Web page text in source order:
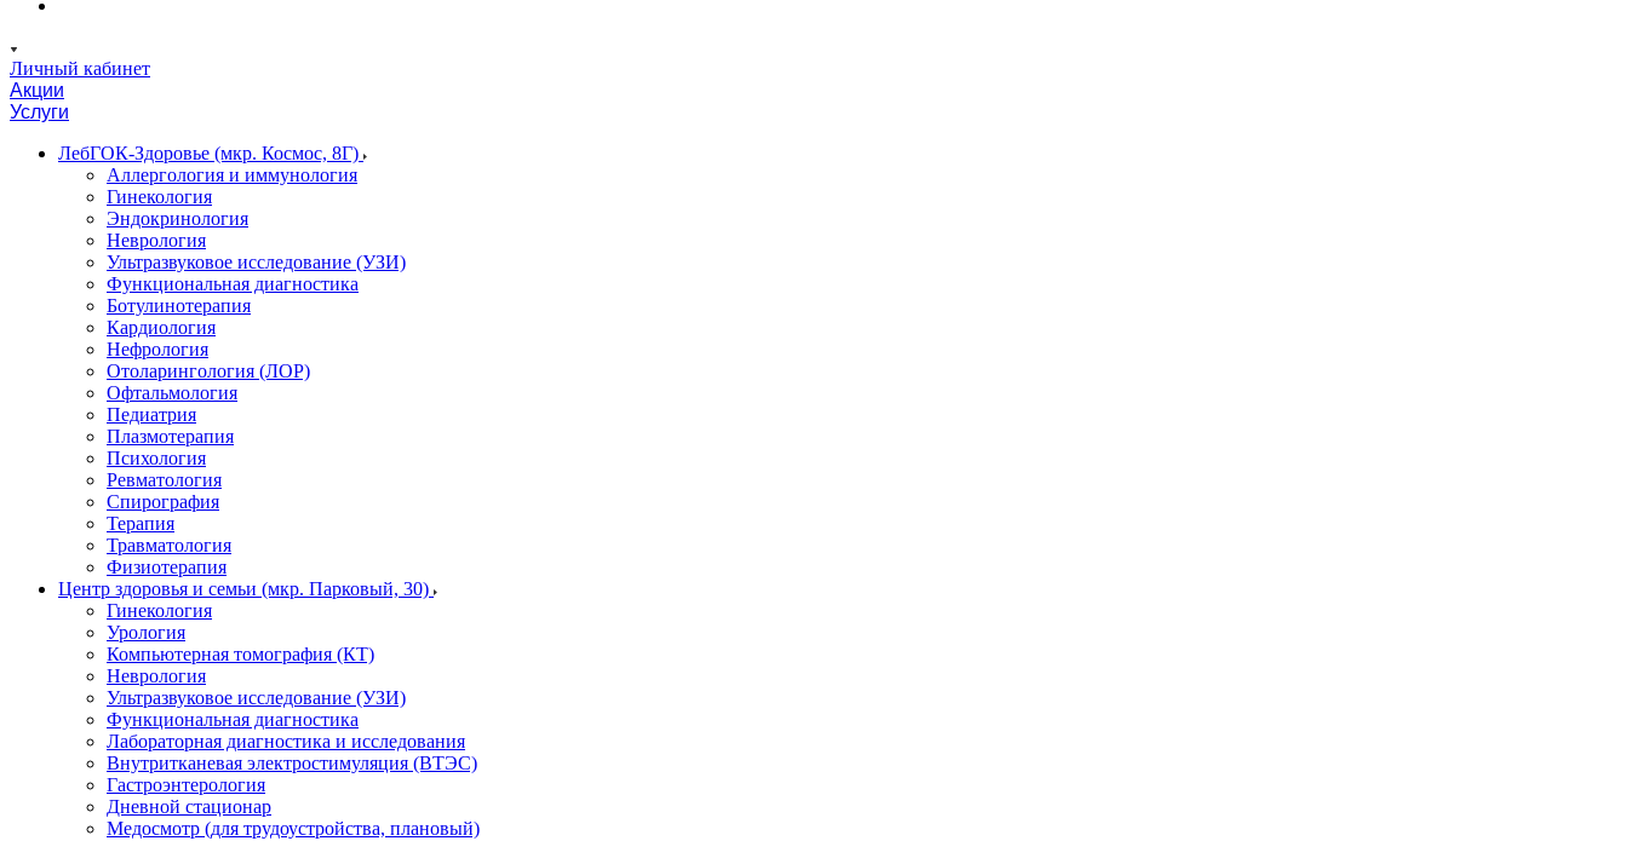
Личный кабинет
Акции
Услуги
ЛебГОК-Здоровье (мкр. Космос, 8Г)
Аллергология и иммунология
Гинекология
Эндокринология
Неврология
Ультразвуковое исследование (УЗИ)
Функциональная диагностика
Ботулинотерапия
Кардиология
Нефрология
Отоларингология (ЛОР)
Офтальмология
Педиатрия
Плазмотерапия
Психология
Ревматология
Спирография
Терапия
Травматология
Физиотерапия
Центр здоровья и семьи (мкр. Парковый, 30)
Гинекология
Урология
Компьютерная томография (КТ)
Неврология
Ультразвуковое исследование (УЗИ)
Функциональная диагностика
Лабораторная диагностика и исследования
Внутритканевая электростимуляция (ВТЭС)
Гастроэнтерология
Дневной стационар
Медосмотр (для трудоустройства, плановый)